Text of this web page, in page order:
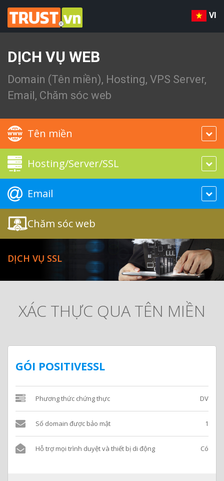
VI
DỊCH VỤ WEB
Domain (Tên miền), Hosting, VPS Server,
Email, Chăm sóc web
Tên miền
Hosting/Server/SSL
Email
Chăm sóc web
DỊCH VỤ SSL
XÁC THỰC QUA TÊN MIỀN
GÓI POSITIVESSL
Phương thức chứng thực DV
Số domain được bảo mật 1
Hỗ trợ mọi trình duyệt và thiết bị di động Có